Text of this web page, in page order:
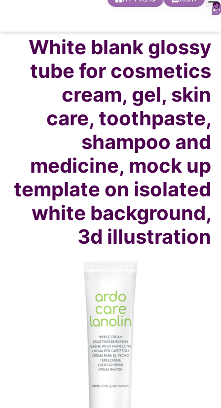
0
White blank glossy
tube for cosmetics
cream, gel, skin
care, toothpaste,
shampoo and
medicine, mock up
template on isolated
white background,
3d illustration